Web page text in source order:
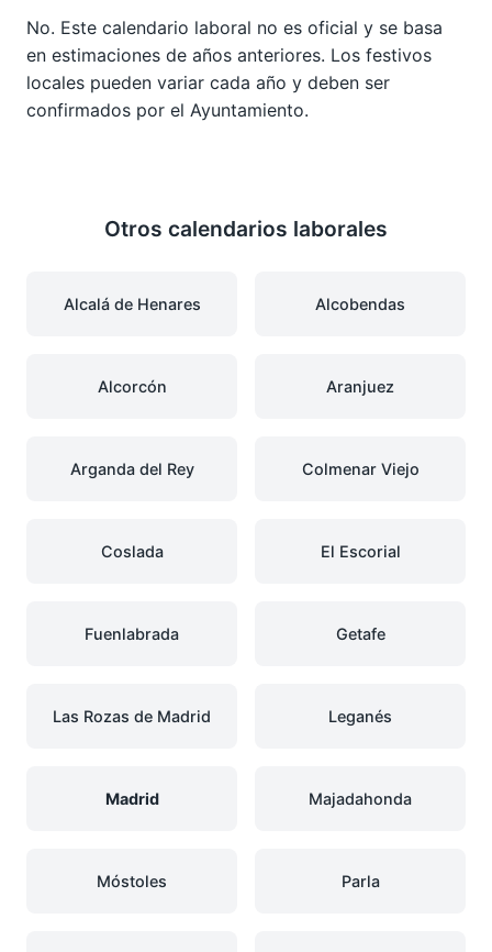
No. Este calendario laboral no es oficial y se basa
en estimaciones de años anteriores. Los festivos
locales pueden variar cada año y deben ser
confirmados por el Ayuntamiento.
Otros calendarios laborales
Alcalá de Henares Alcobendas
Alcorcón Aranjuez
Arganda del Rey Colmenar Viejo
Coslada El Escorial
Fuenlabrada Getafe
Las Rozas de Madrid Leganés
Madrid Majadahonda
Móstoles Parla